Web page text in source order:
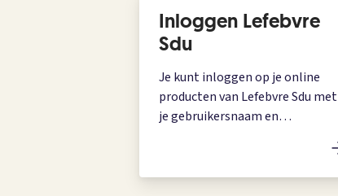
Inloggen Lefebvre
Sdu
Je kunt inloggen op je online
producten van Lefebvre Sdu met
je gebruikersnaam en